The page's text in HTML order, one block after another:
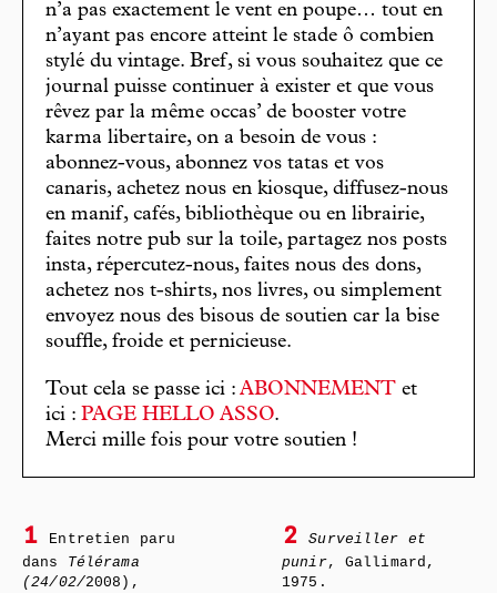
n’a pas exactement le vent en poupe… tout en
n’ayant pas encore atteint le stade ô combien
stylé du vintage. Bref, si vous souhaitez que ce
journal puisse continuer à exister et que vous
rêvez par la même occas’ de booster votre
karma libertaire, on a besoin de vous :
abonnez-vous, abonnez vos tatas et vos
canaris, achetez nous en kiosque, diffusez-nous
en manif, cafés, bibliothèque ou en librairie,
faites notre pub sur la toile, partagez nos posts
insta, répercutez-nous, faites nous des dons,
achetez nos t-shirts, nos livres, ou simplement
envoyez nous des bisous de soutien car la bise
souffle, froide et pernicieuse.
Tout cela se passe ici : ABONNEMENT et
ici : PAGE HELLO ASSO.
Merci mille fois pour votre soutien !
1
Entretien paru
dans Télérama
(24/02/2008),
2
Surveiller et
punir, Gallimard,
1975.